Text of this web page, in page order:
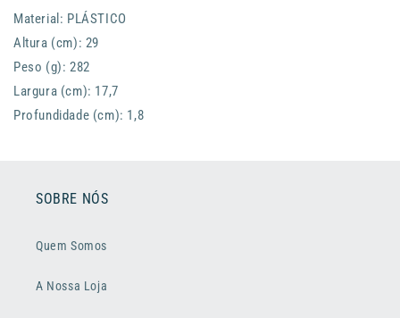
Material: PLÁSTICO
Altura (cm): 29
Peso (g): 282
Largura (cm): 17,7
Profundidade (cm): 1,8
SOBRE NÓS
Quem Somos
A Nossa Loja